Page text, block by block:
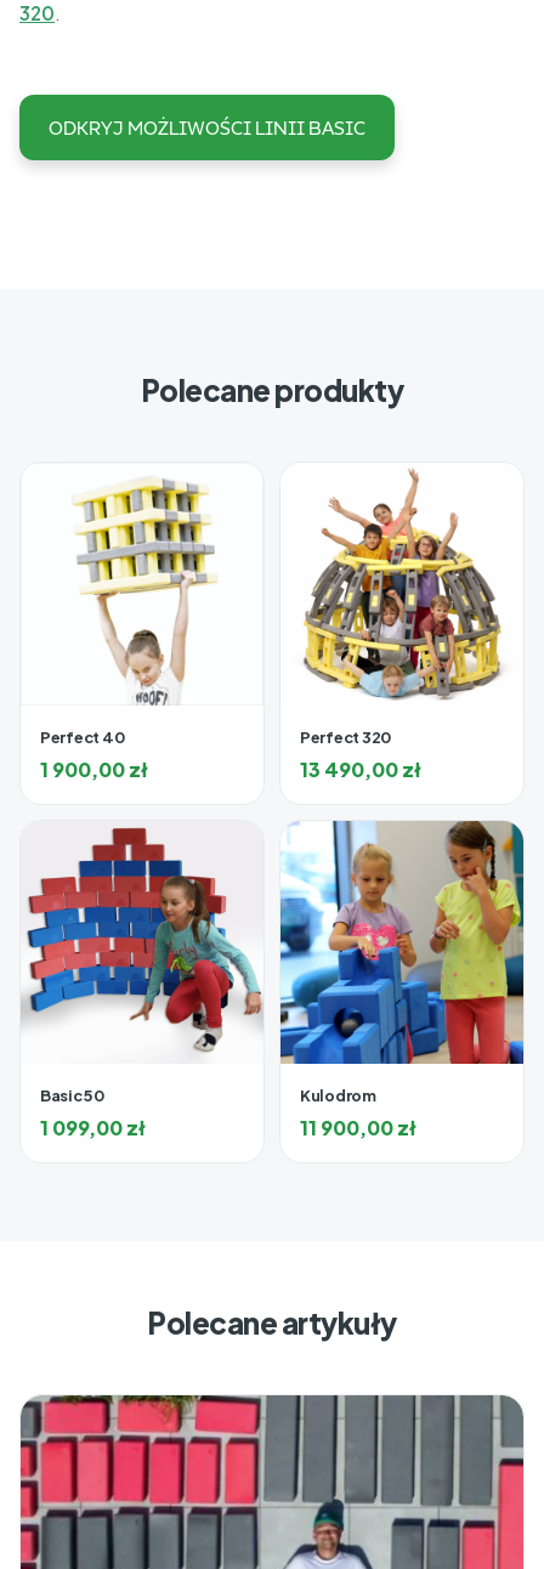
320
ODKRYJ MOŻLIWOŚCI LINII BASIC
Polecane produkty
Perfect 40
1 900,00zł
Perfect 320
13 490,00zł
Basic 50
1 099,00zł
Kulodrom
11 900,00zł
Polecane artykuły